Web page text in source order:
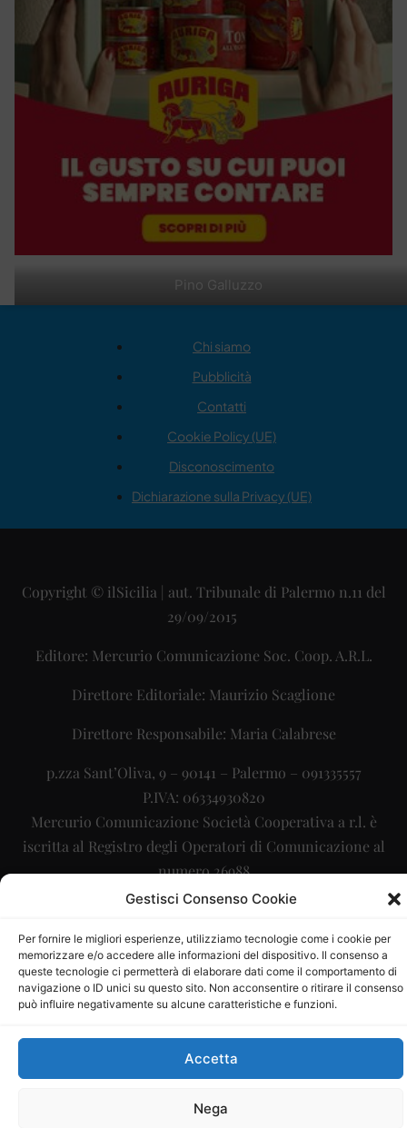
Gestisci Consenso Cookie
Per fornire le migliori esperienze, utilizziamo tecnologie come i cookie per
memorizzare e/o accedere alle informazioni del dispositivo. Il consenso a
queste tecnologie ci permetterà di elaborare dati come il comportamento di
navigazione o ID unici su questo sito. Non acconsentire o ritirare il consenso
può influire negativamente su alcune caratteristiche e funzioni.
Accetta
Nega
Pino Galluzzo
Chi siamo
Pubblicità
Contatti
Cookie Policy (UE)
Disconoscimento
Dichiarazione sulla Privacy (UE)
Copyright © ilSicilia | aut. Tribunale di Palermo n.11 del
29/09/2015
Editore: Mercurio Comunicazione Soc. Coop. A.R.L.
Direttore Editoriale: Maurizio Scaglione
Direttore Responsabile: Maria Calabrese
p.zza Sant’Oliva, 9 – 90141 – Palermo – 091335557
P.IVA: 06334930820
Mercurio Comunicazione Società Cooperativa a r.l. è
iscritta al Registro degli Operatori di Comunicazione al
numero 26988
Sito gestito daLa Digitale srl– info@ladigitale.it